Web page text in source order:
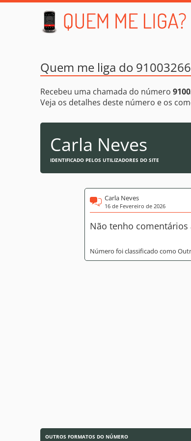
Quem me liga do
Recebeu uma chamada do número
Veja os detalhes deste número e os
Carla Neves
IDENTIFICADO PELOS UTILIZADORES DO SITE
Carla Neves
16 de Fevereiro de 2026
Não tenho comentários
Número foi classificado como
OUTROS FORMATOS DO NÚMERO